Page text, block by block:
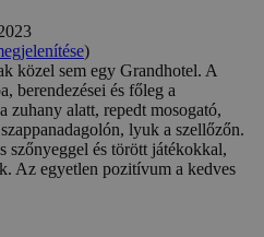
)
közel sem egy Grandhotel. A
berendezései és főleg a
zuhany alatt, repedt mosogató,
lyuk a szellőzőn.
szőnyeggel és törött játékokkal,
Az egyetlen pozitívum a kedves